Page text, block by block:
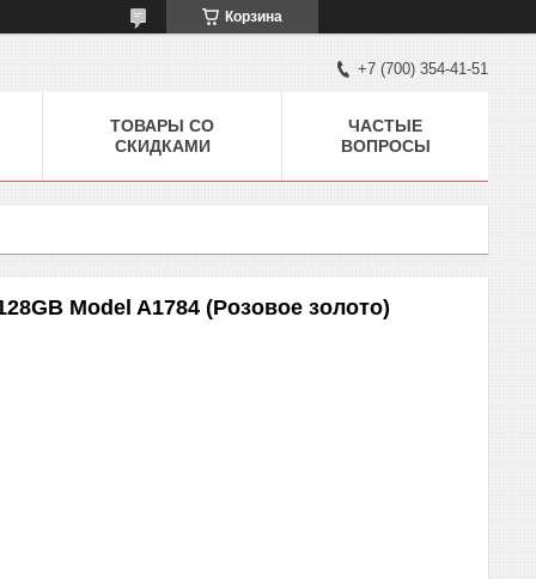
Корзина
+7 (700) 354-41-51
ТОВАРЫ СО
СКИДКАМИ
ЧАСТЫЕ
ВОПРОСЫ
Model A1784 (Розовое золото)